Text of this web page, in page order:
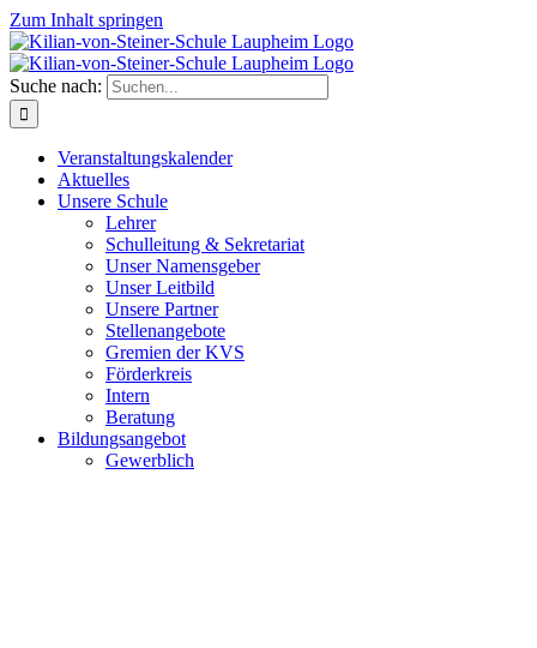
Zum Inhalt springen
Suche nach:
Veranstaltungskalender
Aktuelles
Unsere Schule
Lehrer
Schulleitung & Sekretariat
Unser Namensgeber
Unser Leitbild
Unsere Partner
Stellenangebote
Gremien der KVS
Förderkreis
Intern
Beratung
Bildungsangebot
Gewerblich